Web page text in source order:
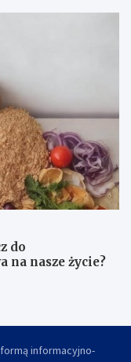
do
na nasze życie?
informacyjno-